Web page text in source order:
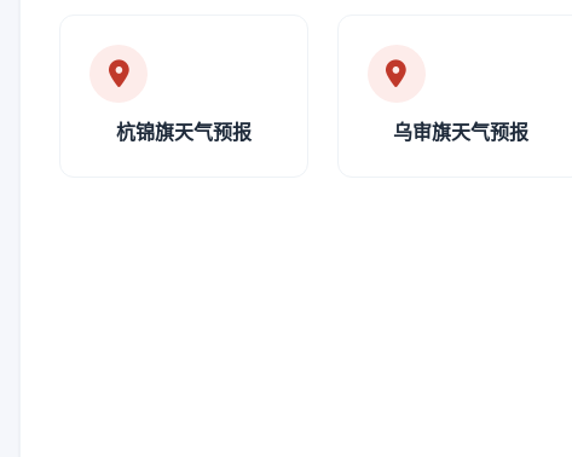
杭锦旗天气预报 乌审旗天气预报